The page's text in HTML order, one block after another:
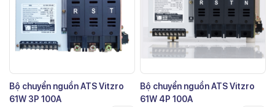
Bộ chuyển nguồn ATS Vitzro
61W 3P 100A
Bộ chuyển nguồn ATS Vitzro
61W 4P 100A